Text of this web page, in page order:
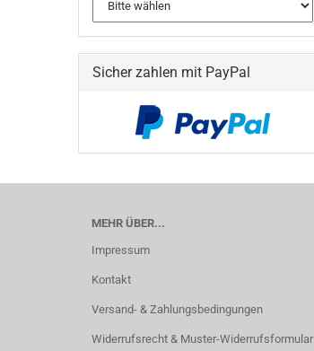
Sicher zahlen mit PayPal
MEHR ÜBER...
Impressum
Kontakt
Versand- & Zahlungsbedingungen
Widerrufsrecht & Muster-Widerrufsformular